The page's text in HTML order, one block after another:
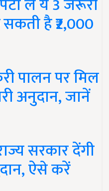
है ₹2,000
पालन पर मिल
अनुदान, जानें
सरकार देंगी
ऐसे करें